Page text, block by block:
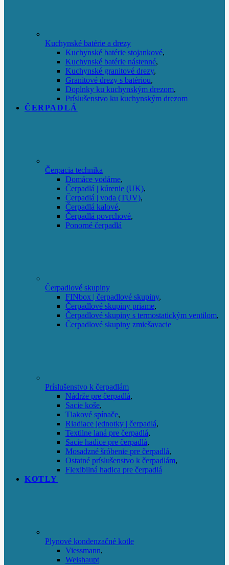
Kuchynské batérie a drezy
Kuchynské batérie stojankové,
Kuchynské batérie nástenné,
Kuchynské granitové drezy,
Granitové drezy s batériou,
Doplnky ku kuchynským drezom,
Príslušenstvo ku kuchynským drezom
ČERPADLÁ
Čerpacia technika
Domáce vodárne,
Čerpadlá | kúrenie (UK),
Čerpadlá | voda (TUV),
Čerpadlá kalové,
Čerpadlá povrchové,
Ponorné čerpadlá
Čerpadlové skupiny
FINbox | čerpadlové skupiny,
Čerpadlové skupiny priame,
Čerpadlové skupiny s termostatickým ventilom,
Čerpadlové skupiny zmiešavacie
Príslušenstvo k čerpadlám
Nádrže pre čerpadlá,
Sacie koše,
Tlakové spínače,
Riadiace jednotky | čerpadlá,
Textilne laná pre čerpadlá,
Sacie hadice pre čerpadlá,
Mosadzné šróbenie pre čerpadlá,
Ostatné príslušenstvo k čerpadlám,
Flexibilná hadica pre čerpadlá
KOTLY
Plynové kondenzačné kotle
Viessmann,
Weishaupt